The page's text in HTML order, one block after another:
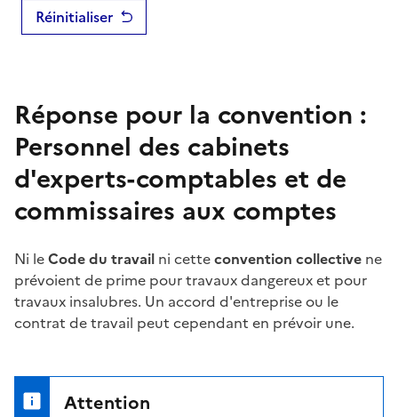
Réinitialiser
Réponse pour la convention :
Personnel des cabinets
d'experts-comptables et de
commissaires aux comptes
Ni leCode du travail ni cetteconvention collective ne
prévoient de prime pour travaux dangereux et pour
travaux insalubres. Un accord d'entreprise ou le
contrat de travail peut cependant en prévoir une.
Attention